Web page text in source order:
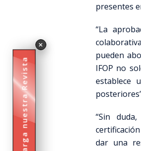
presentes
“La
pueden
IFOP no
establece
“Sin
dar una
Descarga nuestra Revista
×